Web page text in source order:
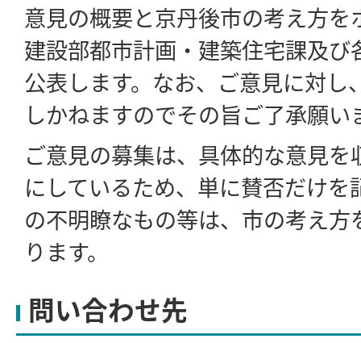
意見の概要と京丹後市の考え方を
建設部都市計画・建築住宅課及
公表します。なお、ご意見に対し
しかねますのでその旨ご了承願い
ご意見の募集は、具体的な意見
にしているため、単に賛否だけ
の不明瞭なもの等は、市の考え
ります。
問い合わせ先